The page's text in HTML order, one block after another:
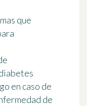
que
en caso de
de